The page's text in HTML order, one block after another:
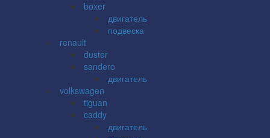
boxer
двигатель
подвеска
renault
duster
sandero
двигатель
volkswagen
tiguan
caddy
двигатель